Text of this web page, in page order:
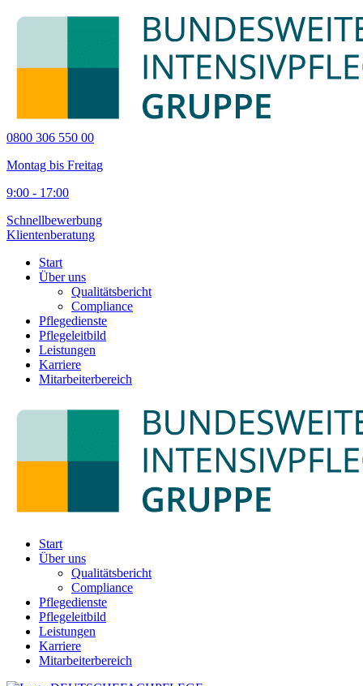
0800 306 550 00
Montag bis Freitag
9:00 - 17:00
Schnellbewerbung
Klientenberatung
Start
Über uns
Qualitätsbericht
Compliance
Pflegedienste
Pflegeleitbild
Leistungen
Karriere
Mitarbeiterbereich
Start
Über uns
Qualitätsbericht
Compliance
Pflegedienste
Pflegeleitbild
Leistungen
Karriere
Mitarbeiterbereich